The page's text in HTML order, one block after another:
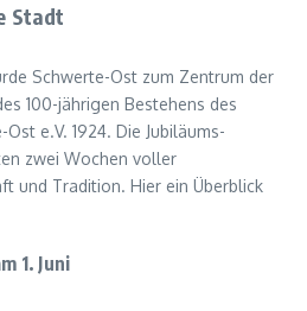
Stadt
Schwerte-Ost zum Zentrum der
100-jährigen Bestehens des
e.V. 1924. Die Jubiläums-
zwei Wochen voller
und Tradition. Hier ein Überblick
1. Juni